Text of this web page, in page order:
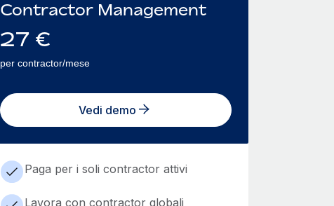
Contractor Management
27 €
per contractor/mese
Vedi demo
Paga per i soli contractor attivi
Lavora con contractor globali